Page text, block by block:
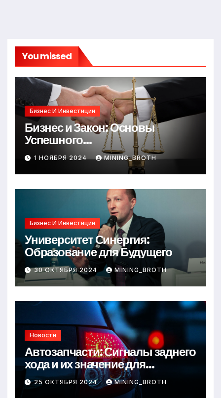
You missed
Бизнес И Инвестиции
Бизнес и Закон: Основы
Успешного
Предпринимательства
1 НОЯБРЯ 2024 MINING_BROTH
Бизнес И Инвестиции
Университет Синергия:
Образование для Будущего
30 ОКТЯБРЯ 2024 MINING_BROTH
Новости
Автозапчасти: Сигналы заднего
хода и их значение для
безопасности на дороге
25 ОКТЯБРЯ 2024 MINING_BROTH